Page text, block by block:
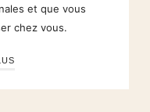
et que vous
chez vous.